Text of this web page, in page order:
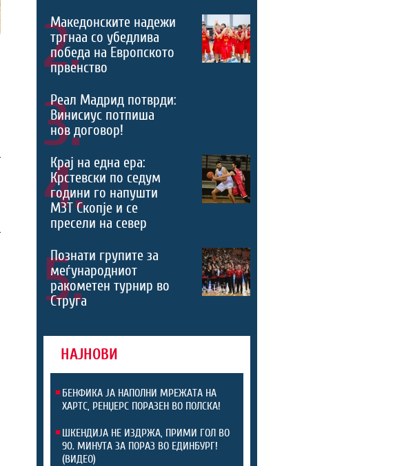
2.
Македонските надежи
тргнаа со убедлива
победа на Европското
првенство
3.
Реал Мадрид потврди:
Винисиус потпиша
нов договор!
4.
Крај на една ера:
Крстевски по седум
години го напушти
МЗТ Скопје и се
пресели на север
5.
Познати групите за
меѓународниот
ракометен турнир во
Струга
НАЈНОВИ
БЕНФИКА ЈА НАПОЛНИ МРЕЖАТА НА
ХАРТС, РЕНЏЕРС ПОРАЗЕН ВО ПОЛСКА!
ШКЕНДИЈА НЕ ИЗДРЖА, ПРИМИ ГОЛ ВО
90. МИНУТА ЗА ПОРАЗ ВО ЕДИНБУРГ!
(ВИДЕО)